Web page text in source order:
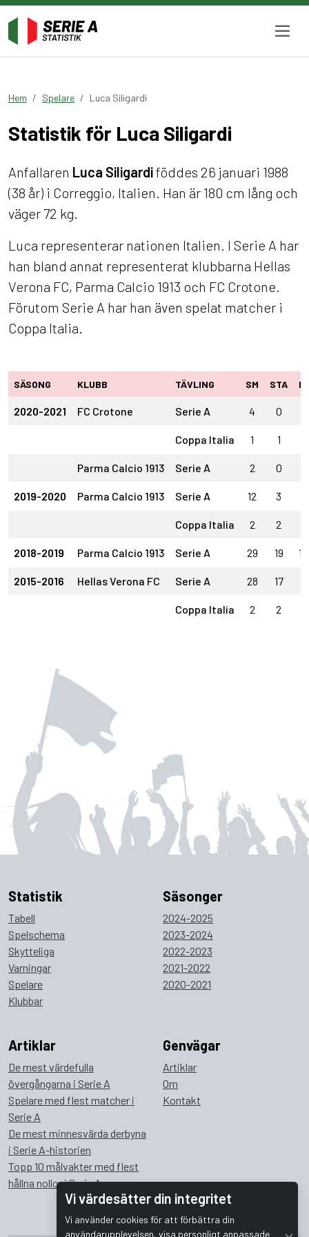
Vi värdesätter din integritet
Vi använder cookies för att förbättra din
användarupplevelsen, visa personligt anpassade
Hem Spelare Luca Siligardi
Statistik för Luca Siligardi
Anfallaren Luca Siligardiföddes 26 januari 1988
(38 år) i Correggio, Italien. Han är 180 cm lång och
väger 72 kg.
Luca representerar nationen Italien. I Serie A har
han bland annat representerat klubbarna Hellas
Verona FC, Parma Calcio 1913 och FC Crotone.
Förutom Serie A har han även spelat matcher i
Coppa Italia.
SÄSONG KLUBB TÄVLING SM STA IN
2020-2021 FC Crotone Serie A 4 0
Coppa Italia 1 1
Parma Calcio 1913 Serie A 2 0
2019-2020 Parma Calcio 1913 Serie A 12 3
Coppa Italia 2 2
2018-2019 Parma Calcio 1913 Serie A 29 19 10
2015-2016 Hellas Verona FC Serie A 28 17 11
Coppa Italia 2 2
Statistik
Tabell
Spelschema
Skytteliga
Varningar
Spelare
Klubbar
Säsonger
2024-2025
2023-2024
2022-2023
2021-2022
2020-2021
Artiklar
De mest värdefulla
övergångarna i Serie A
Spelare med flest matcher i
Serie A
De mest minnesvärda derbyna
i Serie A-historien
Topp 10 målvakter med flest
hållna nollor i Serie A
Genvägar
Artiklar
Om
Kontakt